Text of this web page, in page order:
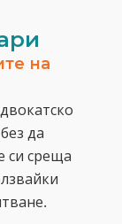
на
да
си среща